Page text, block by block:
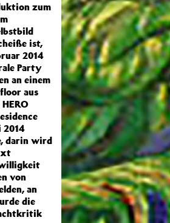
zum
ist,
2014
Party
an einem
aus
2014
darin wird
von
an
die